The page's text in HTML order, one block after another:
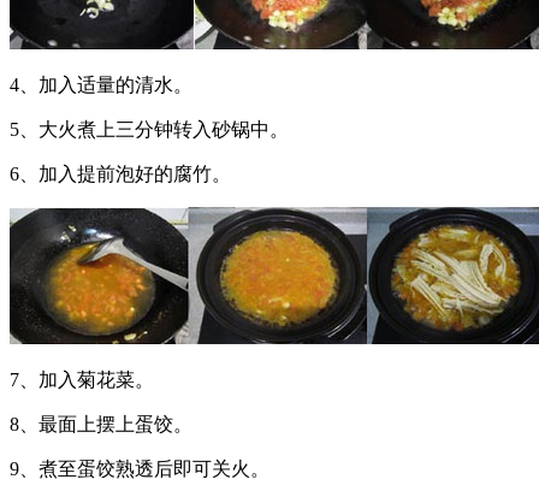
4、加入适量的清水。
5、大火煮上三分钟转入砂锅中。
6、加入提前泡好的腐竹。
7、加入菊花菜。
8、最面上摆上蛋饺。
9、煮至蛋饺熟透后即可关火。